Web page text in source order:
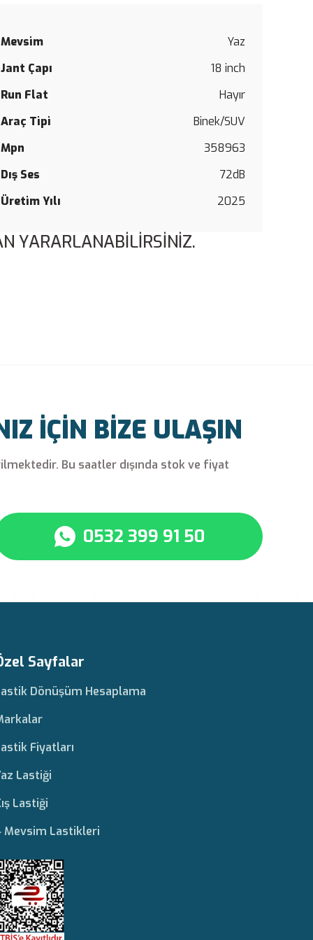
Mevsim
Yaz
Jant Çapı
18 inch
Run Flat
Hayır
Araç Tipi
Binek/SUV
Mpn
358963
Dış Ses
72dB
Üretim Yılı
2025
YARARLANABİLİRSİNİZ.
İÇİN BİZE ULAŞIN
Bu saatler dışında stok ve fiyat
0532 399 91 50
Sayfalar
Dönüşüm Hesaplama
Fiyatları
Lastiği
Lastiği
Mevsim Lastikleri